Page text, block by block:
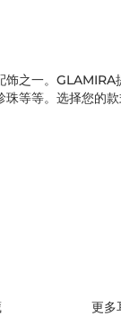
之一。GLAMIRA
等等。选择您的
更多